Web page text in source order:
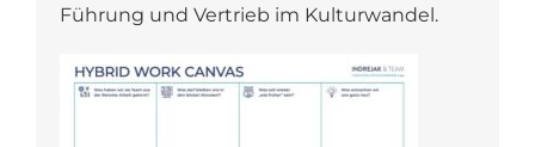
Führung und Vertrieb im Kulturwandel.